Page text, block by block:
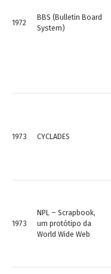
1972
BBS (Bulletin Board
System)
1973 CYCLADES
1973
NPL – Scrapbook,
um protótipo da
World Wide Web